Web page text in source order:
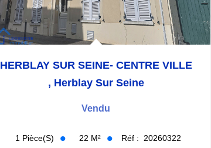
HERBLAY SUR SEINE- CENTRE VILLE
, Herblay Sur Seine
Vendu
1 Pièce(s) 22 M² Réf : 20260322